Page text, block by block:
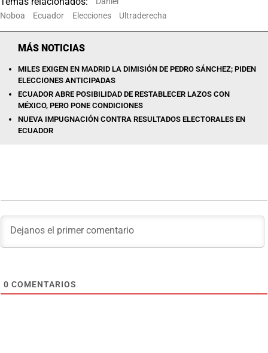
Noboa
Ecuador Elecciones Ultraderecha
MÁS NOTICIAS
MILES EXIGEN EN MADRID LA DIMISIÓN DE PEDRO SÁNCHEZ; PIDEN
ELECCIONES ANTICIPADAS
ECUADOR ABRE POSIBILIDAD DE RESTABLECER LAZOS CON
MÉXICO, PERO PONE CONDICIONES
NUEVA IMPUGNACIÓN CONTRA RESULTADOS ELECTORALES EN
ECUADOR
0 COMENTARIOS